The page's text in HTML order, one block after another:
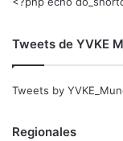
Tweets de YVKE
Tweets by
Regionales